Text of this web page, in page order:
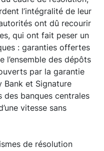
l’intégralité de leur
ont dû recourir
qui ont fait peser un
: garanties offertes
l’ensemble des dépôts
par la garantie
Bank et Signature
des banques centrales
vitesse sans
de résolution